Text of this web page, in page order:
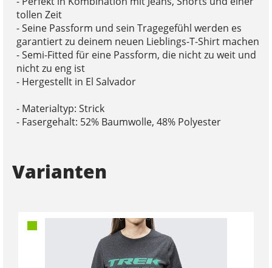
tollen Zeit
- Seine Passform und sein Tragegefühl werden es
garantiert zu deinem neuen Lieblings-T-Shirt machen
- Semi-Fitted für eine Passform, die nicht zu weit und
nicht zu eng ist
- Hergestellt in El Salvador
- Materialtyp: Strick
- Fasergehalt: 52% Baumwolle, 48% Polyester
Varianten